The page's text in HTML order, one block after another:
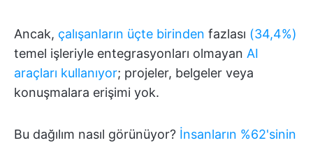
Ancak, çalışanların üçte birinden fazlası (34,4%)
temel işleriyle entegrasyonları olmayan AI
araçları kullanıyor; projeler, belgeler veya
konuşmalara erişimi yok.
Bu dağılım nasıl görünüyor? İnsanların %62'sinin